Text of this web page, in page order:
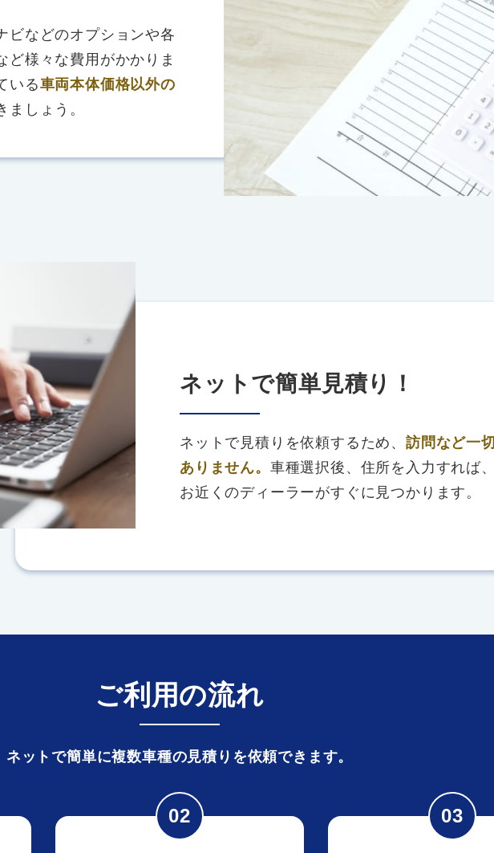
ビなどのオプションや各
ど様々な費用がかかりま
いる車両本体価格以外の
ましょう。
ネットで簡単見積り！
ネットで見積りを依頼するため、 訪問など一切
ありません。 車種選択後、住所を入力すれば、
お近くのディーラーがすぐに見つかります。
ご利用の流れ
ネットで簡単に複数車種の見積りを依頼できます。